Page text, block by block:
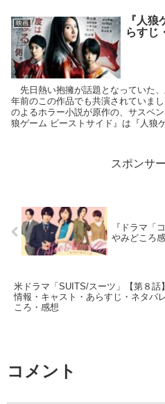
映画
『人
らすじ
先日熱い抱擁が話題となっていた
年前のこの作品でも共演されてい
のよるホラー小説が原作の、サスペ
狼ゲーム ビーストサイド』は『人狼
スポンサ
『ドラマ「
やみどころ
米ドラマ「SUITS/スーツ」【第８話
情報・キャスト・あらすじ・ネタバ
ころ・感想
コメント